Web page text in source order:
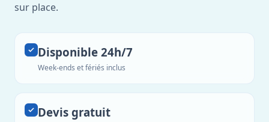
sur place.
Disponible 24h/7
Week-ends et fériés inclus
Devis gratuit